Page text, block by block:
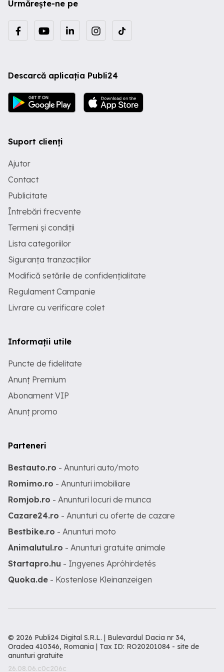
Stârnesc Emoție Am integrat 6 elemente
de sticlă FLD și 2 SLD pentru a elimina
aberațiile cromatice și pentru a garanta
calitatea imaginii rămâne constant
Coating (NPC), alături de Super Multi-
Layer Coating, anulează eficient flare-ul
și ghosting-ul, permițându-ți să lucrezi
Urmărește-ne pe
Descarcă aplicația Publi24
Suport clienți
Ajutor
Contact
Publicitate
Întrebări frecvente
Termeni și condiții
Lista categoriilor
Siguranța tranzacțiilor
Modifică setările de confidențialitate
Regulament Campanie
Livrare cu verificare colet
Informații utile
Puncte de fidelitate
Anunț Premium
Abonament VIP
Anunț promo
Parteneri
Bestauto.ro - Anunturi auto/moto
Romimo.ro - Anunturi imobiliare
Romjob.ro - Anunturi locuri de munca
Cazare24.ro - Anunturi cu oferte de cazare
Bestbike.ro - Anunturi moto
Animalutul.ro - Anunturi gratuite animale
Startapro.hu - Ingyenes Apróhirdetés
Quoka.de - Kostenlose Kleinanzeigen
© 2026 Publi24 Digital S.R.L. | Bulevardul Dacia nr 34,
Oradea 410346, Romania | Tax ID: RO20201084 - site de
anunturi gratuite
26.08.06.c0c206c